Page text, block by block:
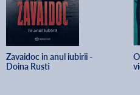
Zavaidoc in anul iubirii -
Doina Rusti